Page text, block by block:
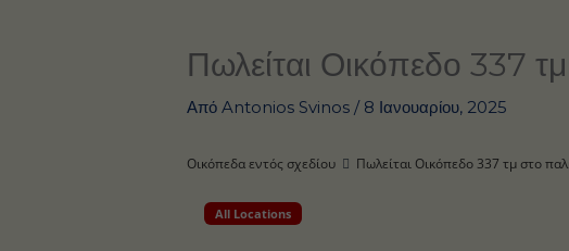
Πωλείται Οικόπεδο 337
ΑπόAntonios Svinos/ 8 Ιανουαρίου, 2025
Οικόπεδα εντός σχεδίου Πωλείται Οικόπεδο 337 τμ στο
All Locations